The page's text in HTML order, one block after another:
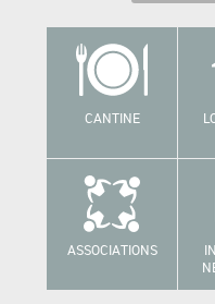
CANTINE
ASSOCIATIONS